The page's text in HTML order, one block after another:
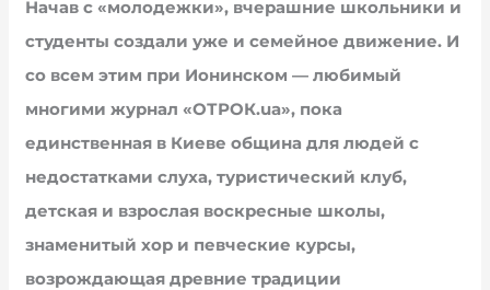
Начав с «молодежки», вчерашние школьники и
студенты создали уже и семейное движение. И
со всем этим при Ионинском — любимый
многими журнал «ОТРОК.ua», пока
единственная в Киеве община для людей с
недостатками слуха, туристический клуб,
детская и взрослая воскресные школы,
знаменитый хор и певческие курсы,
возрождающая древние традиции